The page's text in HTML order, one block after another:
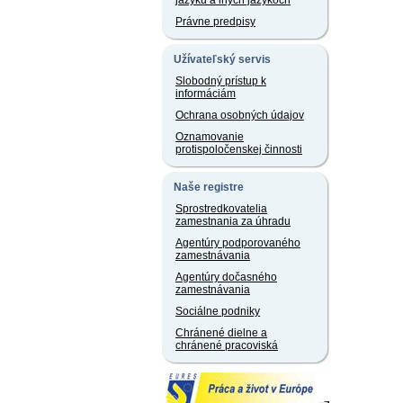
Právne predpisy
Užívateľský servis
Slobodný prístup k
informáciám
Ochrana osobných údajov
Oznamovanie
protispoločenskej činnosti
Naše registre
Sprostredkovatelia
zamestnania za úhradu
Agentúry podporovaného
zamestnávania
Agentúry dočasného
zamestnávania
Sociálne podniky
Chránené dielne a
chránené pracoviská